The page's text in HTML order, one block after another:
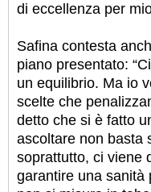
di eccellenza per
Safina contesta
piano presentato:
un equilibrio. Ma io
scelte che
detto che si è fatto
ascoltare non basta
soprattutto, ci viene
garantire una sanità